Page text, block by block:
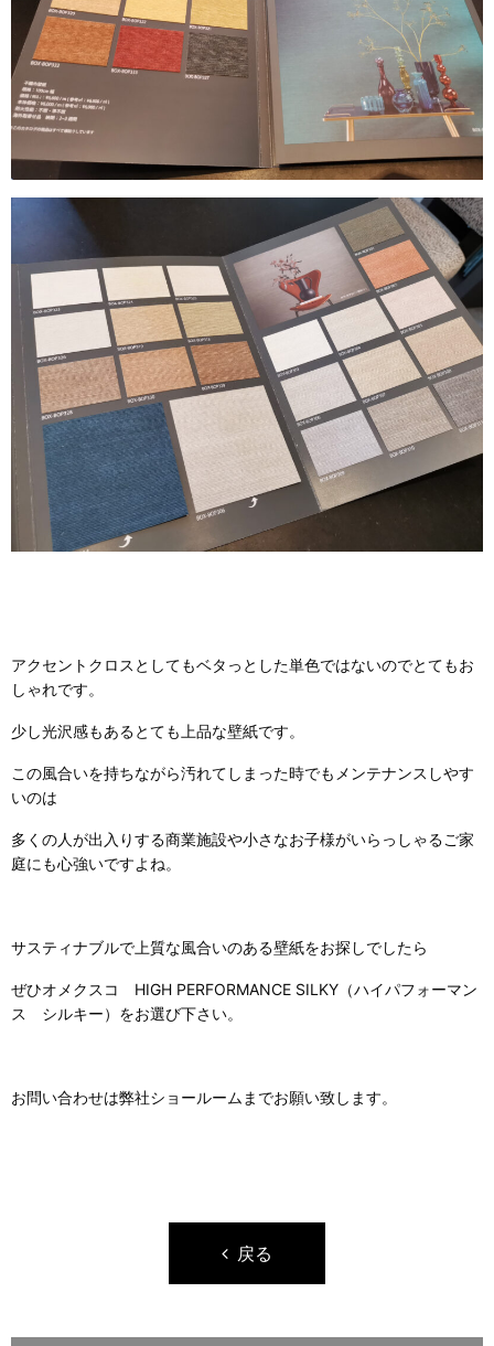
アクセントクロスとしてもベタっとした単色ではないのでとてもお
しゃれです。
少し光沢感もあるとても上品な壁紙です。
この風合いを持ちながら汚れてしまった時でもメンテナンスしやす
いのは
多くの人が出入りする商業施設や小さなお子様がいらっしゃるご家
庭にも心強いですよね。
サスティナブルで上質な風合いのある壁紙をお探しでしたら
ぜひオメクスコ HIGH PERFORMANCE SILKY（ハイパフォーマン
ス シルキー）をお選び下さい。
お問い合わせは弊社ショールームまでお願い致します。
戻る